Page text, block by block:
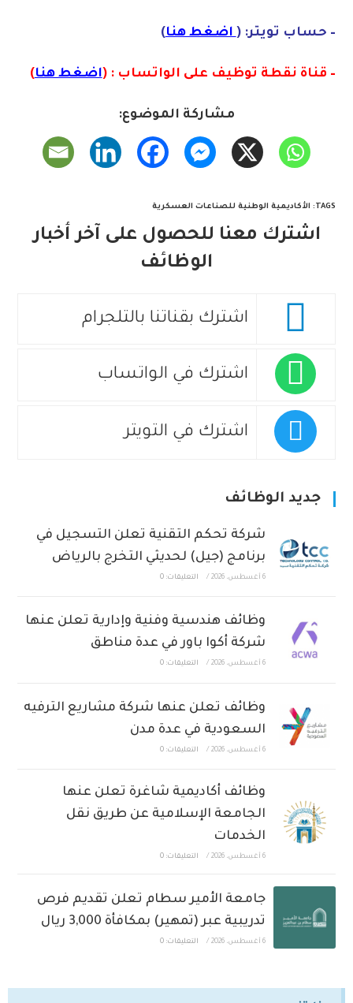
– حساب تويتر: ( اضغط هنا)
– قناة نقطة توظيف على الواتساب : (اضغط هنا)
مشاركة الموضوع:
TAGS
: الأكاديمية الوطنية للصناعات العسكرية
اشترك معنا للحصول على آخر أخبار
الوظائف
اشترك بقناتنا بالتلجرام
اشترك في الواتساب
اشترك في التويتر
جديد الوظائف
شركة تحكم التقنية تعلن التسجيل في
برنامج (جيل) لحديثي التخرج بالرياض
6 أغسطس، 2026 / التعليقات: 0
وظائف هندسية وفنية وإدارية تعلن عنها
شركة أكوا باور في عدة مناطق
6 أغسطس، 2026 / التعليقات: 0
وظائف تعلن عنها شركة مشاريع الترفيه
السعودية في عدة مدن
6 أغسطس، 2026 / التعليقات: 0
وظائف أكاديمية شاغرة تعلن عنها
الجامعة الإسلامية عن طريق نقل
الخدمات
6 أغسطس، 2026 / التعليقات: 0
جامعة الأمير سطام تعلن تقديم فرص
تدريبية عبر (تمهير) بمكافأة 3,000 ريال
6 أغسطس، 2026 / التعليقات: 0